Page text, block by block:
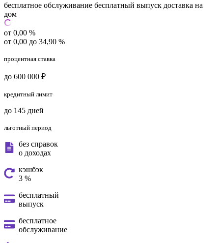
бесплатное обслуживание бесплатный выпуск доставка на
дом
от 0,00 %
от 0,00 до 34,90 %
процентная ставка
до 600 000 ₽
кредитный лимит
до 145 дней
льготный период
без справок
о доходах
кэшбэк
3 %
бесплатный
выпуск
бесплатное
обслуживание